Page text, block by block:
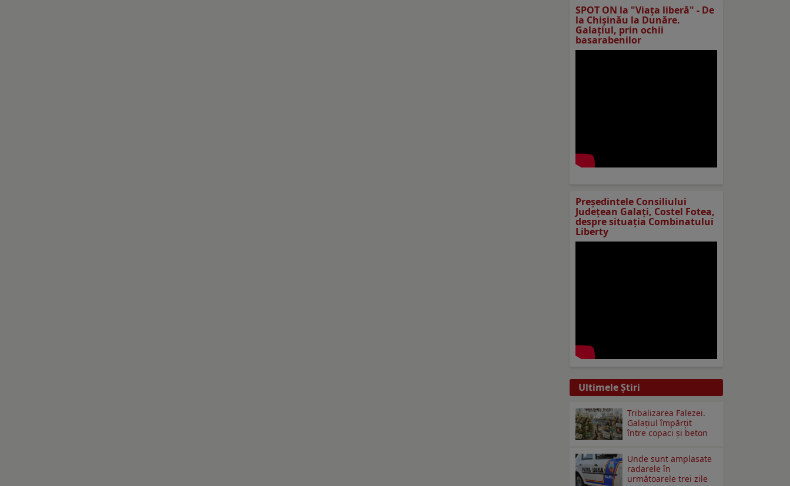
SPOT ON la "Viaţa liberă" - De
la Chișinău la Dunăre.
Galațiul, prin ochii
basarabenilor
Preşedintele Consiliului
Judeţean Galaţi, Costel Fotea,
despre situaţia Combinatului
Liberty
Ultimele Ştiri
Tribalizarea Falezei.
Galațiul împărțit
între copaci și beton
Unde sunt amplasate
radarele în
următoarele trei zile